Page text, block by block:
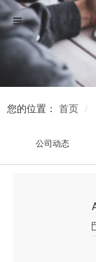
您的位置： 首页
公司动态